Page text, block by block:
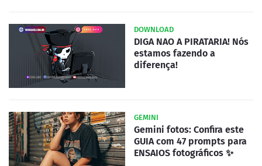
DOWNLOAD
DIGA NAO A PIRATARIA! Nós
estamos fazendo a
diferença!
GEMINI
Gemini fotos: Confira este
GUIA com 47 prompts para
ENSAIOS fotográficos ✨